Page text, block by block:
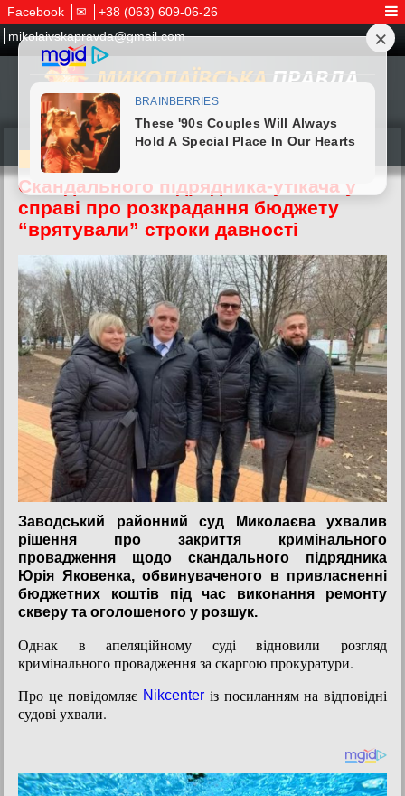
Facebook ✉
+38 (063) 609-06-26
mikolaivskapravda@gmail.com
10.05.2026
Скандального підрядника-утікача у
справі про розкрадання бюджету
“врятували” строки давності
Заводський районний суд Миколаєва ухвалив
рішення про закриття кримінального
провадження щодо скандального підрядника
Юрія Яковенка, обвинуваченого в привласненні
бюджетних коштів під час виконання ремонту
скверу та оголошеного у розшук.
Однак в апеляційному суді відновили розгляд
кримінального провадження за скаргою прокуратури.
Про це повідомляє Nikcenter із посиланням на відповідні
судові ухвали.